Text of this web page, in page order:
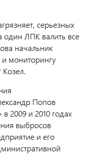
серьезных
один ЛПК валить все
начальник
мониторингу
Попов
2009 и 2010 годах
выбросов
и его